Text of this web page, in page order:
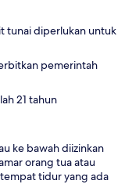
tunai diperlukan untuk
pemerintah
21 tahun
ke bawah diizinkan
orang tua atau
tidur yang ada